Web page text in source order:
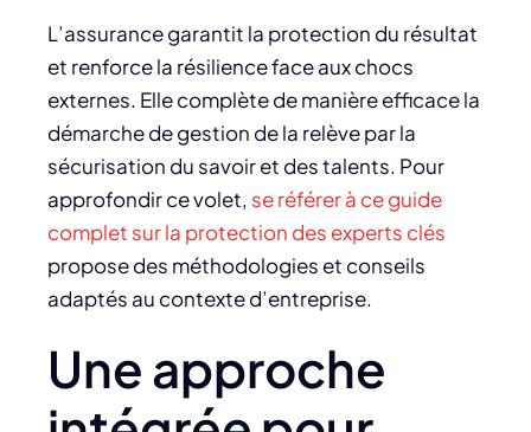
L’assurance garantit la protection du résultat
et renforce la résilience face aux chocs
externes. Elle complète de manière efficace la
démarche de gestion de la relève par la
sécurisation du savoir et des talents. Pour
approfondir ce volet, se référer à ce guide
complet sur la protection des experts clés
propose des méthodologies et conseils
adaptés au contexte d’entreprise.
Une approche